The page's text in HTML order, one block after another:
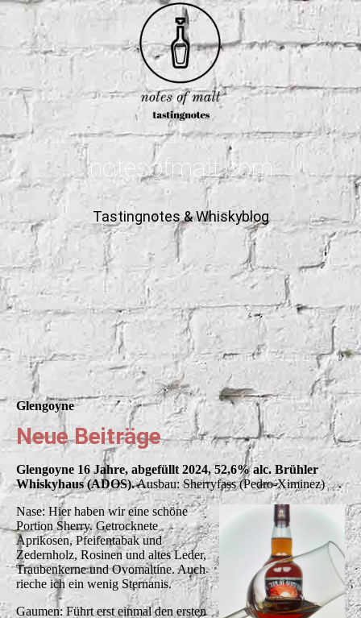
notesofmalt.com
Tastingnotes & Whiskyblog
Glengoyne
Neue Beiträge
Glengoyne 16 Jahre, abgefüllt 2024, 52,6% alc. Brühler
Whiskyhaus (ADOS).Ausbau: Sherryfass (Pedro-Ximinez)
Nase: Hier haben wir eine schöne
Portion Sherry. Getrocknete
Aprikosen, Pfeifentabak und
Zedernholz, Rosinen und altes Leder,
Traubenkerne und Ovomaltine. Auch
rieche ich ein wenig Sternanis.
Gaumen: Führt erst einmal den ersten